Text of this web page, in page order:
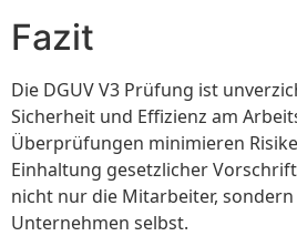
Fazit
Die DGUV V3 Prüfung ist
Sicherheit und Effizienz am
Überprüfungen minimieren
Einhaltung gesetzlicher
nicht nur die Mitarbeiter, sondern
Unternehmen selbst.